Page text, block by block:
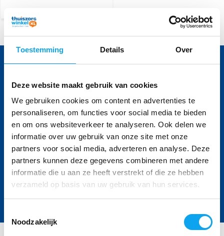
Toestemming Details Over
Deze website maakt gebruik van cookies
We gebruiken cookies om content en advertenties te
personaliseren, om functies voor social media te bieden
en om ons websiteverkeer te analyseren. Ook delen we
informatie over uw gebruik van onze site met onze
partners voor social media, adverteren en analyse. Deze
partners kunnen deze gegevens combineren met andere
informatie die u aan ze heeft verstrekt of die ze hebben
verzameld op basis van uw gebruik van hun services.
Noodzakelijk
Voor vragen bel 040 236 45 06
Onze specialisten helpen u graag
Volg ons
Ontvang de nieuwste aanbiedingen en
promoties
Abonneer